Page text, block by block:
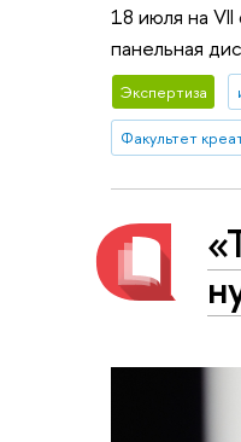
18 июля на
панельная
Экспертиза
Факультет